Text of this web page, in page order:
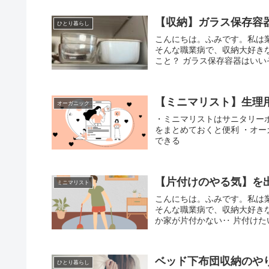
ひとり暮らし 【収納】ガラス保存
こんにちは。ふみです。私
そんな職業病で、収納大好き
こと？ ガラス保存容器はい
オーガニック 【ミニマリスト】生理
・ミニマリストはサニタリ
をまとめておくと便利 ・オ
できる
ミニマリスト 【片付けのやる気】を
こんにちは。ふみです。私
そんな職業病で、収納大好き
か家が片付かない‥ 片付けた
ひとり暮らし ベッド下布団収納のや